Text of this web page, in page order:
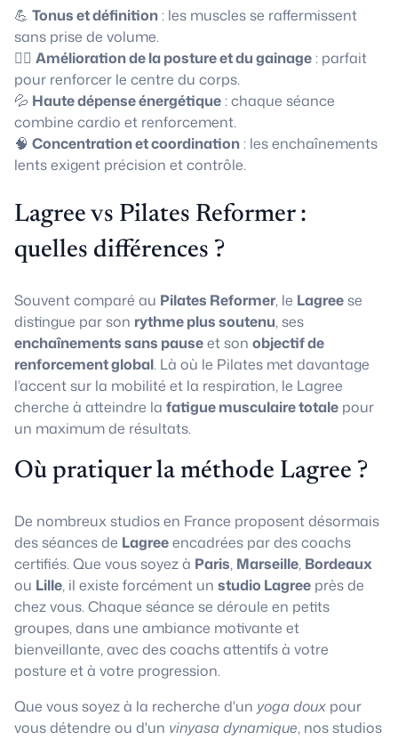
💪 Tonus et définition: les muscles se raffermissent
sans prise de volume.
🧘‍♀️ Amélioration de la posture et du gainage: parfait
pour renforcer le centre du corps.
💦 Haute dépense énergétique: chaque séance
combine cardio et renforcement.
🧠 Concentration et coordination: les enchaînements
lents exigent précision et contrôle.
Lagree vs Pilates Reformer :
quelles différences ?
Souvent comparé au Pilates Reformer, le Lagree se
distingue par son rythme plus soutenu, ses
enchaînements sans pauseet son objectif de
renforcement global. Là où le Pilates met davantage
l’accent sur la mobilité et la respiration, le Lagree
cherche à atteindre la fatigue musculaire totale pour
un maximum de résultats.
Où pratiquer la méthode Lagree ?
De nombreux studios en France proposent désormais
des séances de Lagreeencadrées par des coachs
certifiés. Que vous soyez à Paris, Marseille, Bordeaux
ou Lille, il existe forcément un studio Lagree près de
chez vous. Chaque séance se déroule en petits
groupes, dans une ambiance motivante et
bienveillante, avec des coachs attentifs à votre
posture et à votre progression.
Que vous soyez à la recherche d'un yoga doux pour
vous détendre ou d'un vinyasa dynamique, nos studios